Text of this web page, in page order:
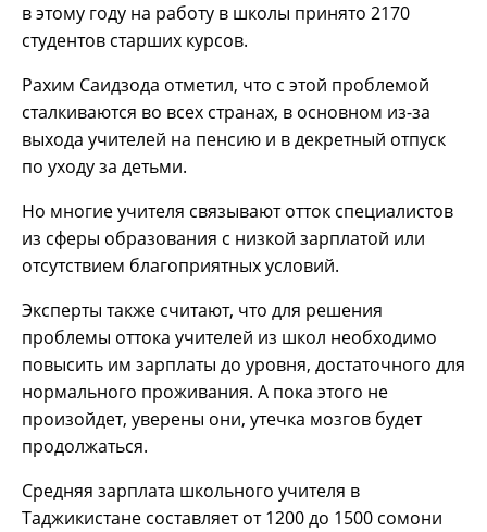
в этому году на работу в школы принято 2170
студентов старших курсов.
Рахим Саидзода отметил, что с этой проблемой
сталкиваются во всех странах, в основном из-за
выхода учителей на пенсию и в декретный отпуск
по уходу за детьми.
Но многие учителя связывают отток специалистов
из сферы образования с низкой зарплатой или
отсутствием благоприятных условий.
Эксперты также считают, что для решения
проблемы оттока учителей из школ необходимо
повысить им зарплаты до уровня, достаточного для
нормального проживания. А пока этого не
произойдет, уверены они, утечка мозгов будет
продолжаться.
Средняя зарплата школьного учителя в
Таджикистане составляет от 1200 до 1500 сомони